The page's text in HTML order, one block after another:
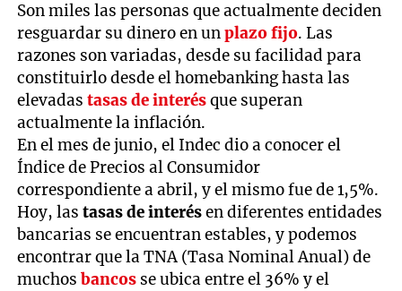
Son miles las personas que actualmente deciden
resguardar su dinero en unplazo fijo. Las
razones son variadas, desde su facilidad para
constituirlo desde el homebanking hasta las
elevadastasas de interésque superan
actualmente la inflación.
En el mes de junio, el Indec dio a conocer el
Índice de Precios al Consumidor
correspondiente a abril, y el mismo fue de 1,5%.
Hoy, lastasas de interésen diferentes entidades
bancarias se encuentran estables, y podemos
encontrar que la TNA (Tasa Nominal Anual) de
muchosbancos se ubica entre el 36% y el